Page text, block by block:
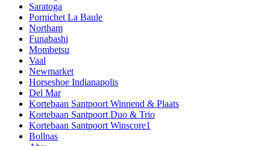
Saratoga
Pornichet La Baule
Northam
Funabashi
Mombetsu
Vaal
Newmarket
Horseshoe Indianapolis
Del Mar
Kortebaan Santpoort Winnend & Plaats
Kortebaan Santpoort Duo & Trio
Kortebaan Santpoort Winscore1
Bollnas